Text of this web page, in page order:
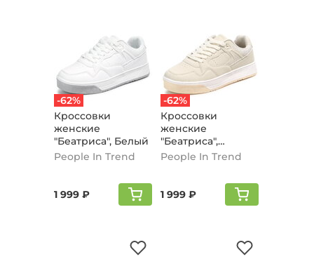
-62%
Кроссовки
женские
"Беатриса", Белый
People In Trend
1 999 ₽
-62%
Кроссовки
женские
"Беатриса",
Бежево-серый
People In Trend
1 999 ₽